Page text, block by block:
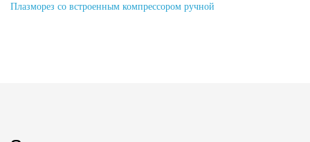
Плазморез со встроенным компрессором ручной